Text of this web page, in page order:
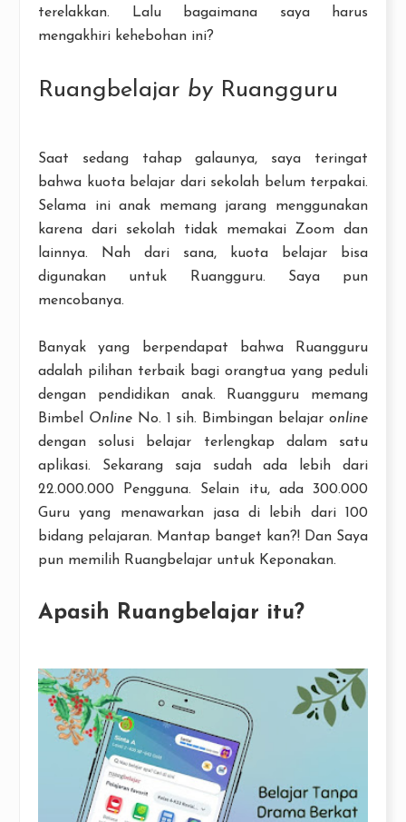
terelakkan. Lalu bagaimana saya harus
mengakhiri kehebohan ini?
Ruangbelajar by Ruangguru
Saat sedang tahap galaunya, saya teringat
bahwa kuota belajar dari sekolah belum terpakai.
Selama ini anak memang jarang menggunakan
karena dari sekolah tidak memakai Zoom dan
lainnya. Nah dari sana, kuota belajar bisa
digunakan untuk Ruangguru. Saya pun
mencobanya.
Banyak yang berpendapat bahwa Ruangguru
adalah pilihan terbaik bagi orangtua yang peduli
dengan pendidikan anak. Ruangguru memang
Bimbel OnlineNo. 1 sih. Bimbingan belajaronline
dengan solusi belajar terlengkap dalam satu
aplikasi. Sekarang saja sudah ada lebih dari
22.000.000 Pengguna. Selain itu, ada 300.000
Guru yang menawarkan jasa di lebih dari 100
bidang pelajaran. Mantap banget kan?! Dan Saya
pun memilih Ruangbelajar untuk Keponakan.
Apasih Ruangbelajar itu?